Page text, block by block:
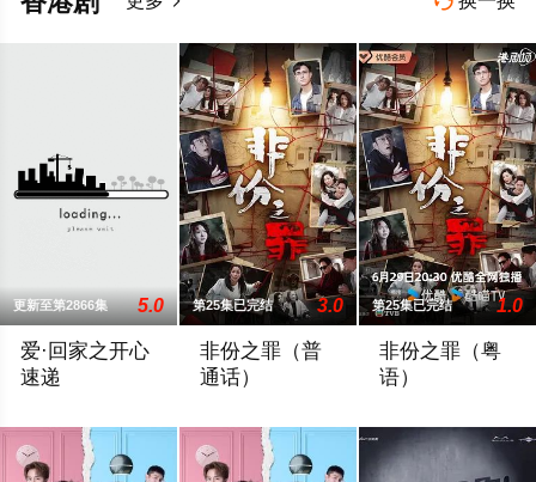
更新至第2866集 5.0
爱·回家之开心
速递
第25集已完结 3.0
非份之罪（普
通话）
第25集已完结 1.0
非份之罪（粤
语）